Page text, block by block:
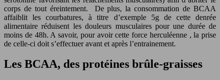
corps de tout éreintement. De plus, la consommation de BCAA
affaiblit les courbatures, à titre d’exemple 5g de cette denrée
alimentaire réduisent les douleurs musculaires pour une durée de
moins de 48h. A savoir, pour avoir cette force herculéenne , la prise
de celle-ci doit s’effectuer avant et après l’entrainement.
Les BCAA, des protéines brûle-graisses